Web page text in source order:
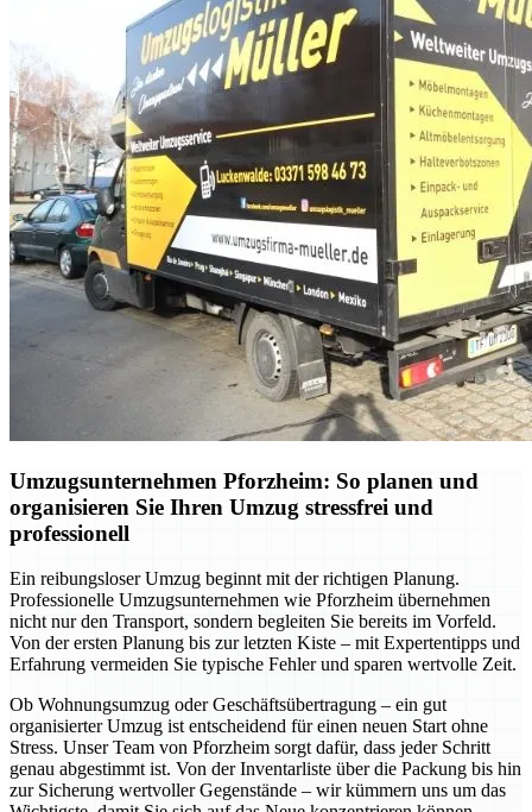
Umzugsunternehmen Pforzheim: So planen und
organisieren Sie Ihren Umzug stressfrei und
professionell
Ein reibungsloser Umzug beginnt mit der richtigen Planung.
Professionelle Umzugsunternehmen wie Pforzheim übernehmen
nicht nur den Transport, sondern begleiten Sie bereits im Vorfeld.
Von der ersten Planung bis zur letzten Kiste – mit Expertentipps und
Erfahrung vermeiden Sie typische Fehler und sparen wertvolle Zeit.
Ob Wohnungsumzug oder Geschäftsübertragung – ein gut
organisierter Umzug ist entscheidend für einen neuen Start ohne
Stress. Unser Team von Pforzheim sorgt dafür, dass jeder Schritt
genau abgestimmt ist. Von der Inventarliste über die Packung bis hin
zur Sicherung wertvoller Gegenstände – wir kümmern uns um das